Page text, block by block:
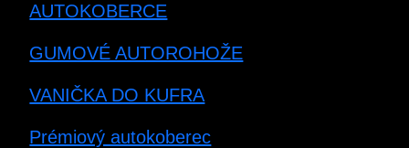
AUTOKOBERCE
GUMOVÉ AUTOROHOŽE
VANIČKA DO KUFRA
Prémiový autokoberec